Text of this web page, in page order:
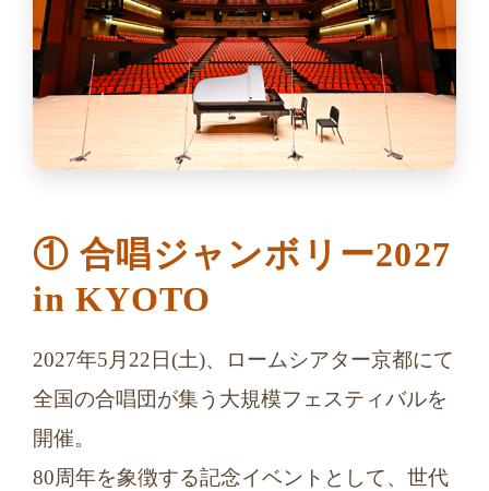
① 合唱ジャンボリー2027
in KYOTO
2027年5月22日(土)、ロームシアター京都にて
全国の合唱団が集う大規模フェスティバルを
開催。
80周年を象徴する記念イベントとして、世代